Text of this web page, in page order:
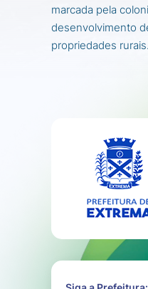
marcada pela
desenvolvimento
propriedades rurais.